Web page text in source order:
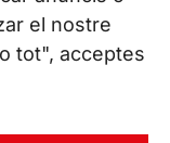
el nostre
tot", acceptes